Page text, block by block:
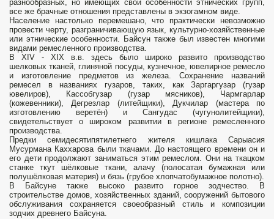
разнообразных, но имеющих свои особенности этнических групп,
все же брачные отношения представлены в экзогамном виде.
Население настолько перемешано, что практически невозможно
провести черту, разграничивающую язык, культурно-хозяйственные
или этнические особенности. Байсун также был известен многими
видами ремесленного производства.
В XIV - XIX в.в. здесь было широко развито производство
шелковых тканей, глиняной посуды, кузнечное, ювелирное ремесло
и изготовление предметов из железа. Сохранение названий
ремесел в названиях гузаров, таких, как Заргаргузар (гузар
ювелиров), Кассобгузар (гузар мясников), Чармгарлар
(кожевенники), Дегрезлар (литейщики), Дукчилар (мастера по
изготовлению веретён) и Сангудас (чугунолитейщики),
свидетельствует о широком развитии в регионе ремесленного
производства.
Предки семидесятипятилетнего жителя кишлака Сарыасия
Мусурмана Каххарова были ткачами. До настоящего времени он и
его дети продолжают заниматься этим ремеслом. Они на ткацком
станке ткут шёлковые ткани, алачу (полосатая бумажная или
полушёлковая материя) и бязь (грубое хлопчатобумажное полотно).
В Байсуне также высоко развито горное зодчество. В
строительстве домов, хозяйственных зданий, сооружений бытового
обслуживания сохраняется своеобразный стиль и композиции
зодчих древнего Байсуна.